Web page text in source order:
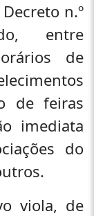
n.º
entre
de
de feiras
imediata
do
viola, de